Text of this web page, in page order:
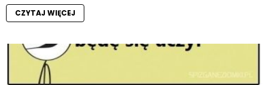
CZYTAJ WIĘCEJ